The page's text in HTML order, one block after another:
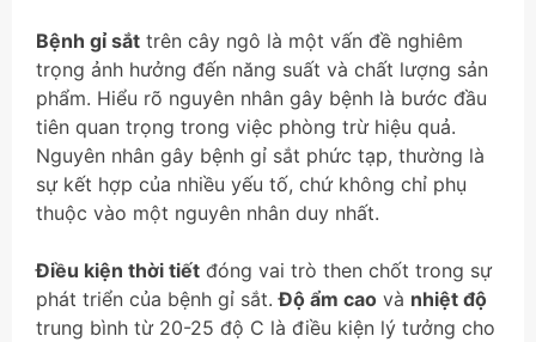
Bệnh gỉ sắt trên cây ngô là một vấn đề nghiêm
trọng ảnh hưởng đến năng suất và chất lượng sản
phẩm. Hiểu rõ nguyên nhân gây bệnh là bước đầu
tiên quan trọng trong việc phòng trừ hiệu quả.
Nguyên nhân gây bệnh gỉ sắt phức tạp, thường là
sự kết hợp của nhiều yếu tố, chứ không chỉ phụ
thuộc vào một nguyên nhân duy nhất.
Điều kiện thời tiết đóng vai trò then chốt trong sự
phát triển của bệnh gỉ sắt.Độ ẩm cao và nhiệt độ
trung bình từ 20-25 độ C là điều kiện lý tưởng cho